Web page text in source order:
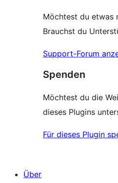
Möchtest du etwas
Brauchst du
Support-Forum
Spenden
Möchtest du die
dieses Plugins
Für dieses Plugin
Über